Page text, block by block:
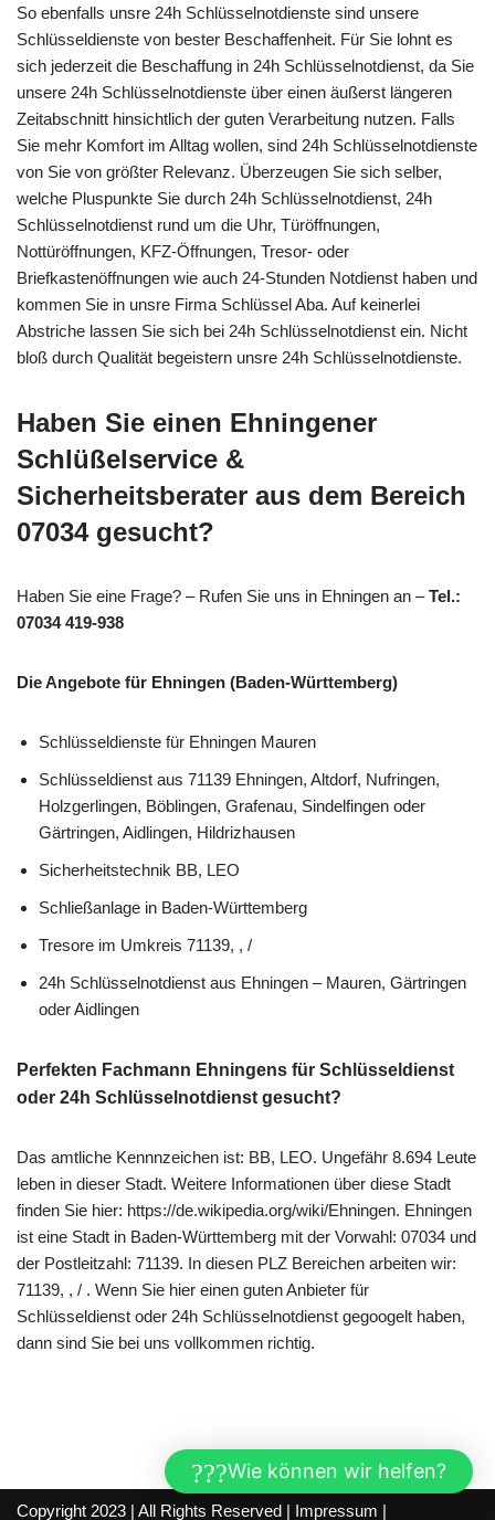
So ebenfalls unsre 24h Schlüsselnotdienste sind unsere
Schlüsseldienste von bester Beschaffenheit. Für Sie lohnt es
sich jederzeit die Beschaffung in 24h Schlüsselnotdienst, da Sie
unsere 24h Schlüsselnotdienste über einen äußerst längeren
Zeitabschnitt hinsichtlich der guten Verarbeitung nutzen. Falls
Sie mehr Komfort im Alltag wollen, sind 24h Schlüsselnotdienste
von Sie von größter Relevanz. Überzeugen Sie sich selber,
welche Pluspunkte Sie durch 24h Schlüsselnotdienst, 24h
Schlüsselnotdienst rund um die Uhr, Türöffnungen,
Nottüröffnungen, KFZ-Öffnungen, Tresor- oder
Briefkastenöffnungen wie auch 24-Stunden Notdienst haben und
kommen Sie in unsre Firma Schlüssel Aba. Auf keinerlei
Abstriche lassen Sie sich bei 24h Schlüsselnotdienst ein. Nicht
bloß durch Qualität begeistern unsre 24h Schlüsselnotdienste.
Haben Sie einen Ehningener
Schlüßelservice &
Sicherheitsberater aus dem Bereich
07034 gesucht?
Haben Sie eine Frage? – Rufen Sie uns in Ehningen an –Tel.:
07034 419-938
Die Angebote für Ehningen (Baden-Württemberg)
Schlüsseldienste für Ehningen Mauren
Schlüsseldienst aus 71139 Ehningen, Altdorf, Nufringen,
Holzgerlingen, Böblingen, Grafenau, Sindelfingen oder
Gärtringen, Aidlingen, Hildrizhausen
Sicherheitstechnik BB, LEO
Schließanlage in Baden-Württemberg
Tresore im Umkreis 71139, , /
24h Schlüsselnotdienst aus Ehningen – Mauren, Gärtringen
oder Aidlingen
Perfekten Fachmann Ehningens für Schlüsseldienst
oder 24h Schlüsselnotdienst gesucht?
Das amtliche Kennnzeichen ist: BB, LEO. Ungefähr 8.694 Leute
leben in dieser Stadt. Weitere Informationen über diese Stadt
finden Sie hier: https://de.wikipedia.org/wiki/Ehningen. Ehningen
ist eine Stadt in Baden-Württemberg mit der Vorwahl: 07034 und
der Postleitzahl: 71139. In diesen PLZ Bereichen arbeiten wir:
71139, , / . Wenn Sie hier einen guten Anbieter für
Schlüsseldienst oder 24h Schlüsselnotdienst gegoogelt haben,
dann sind Sie bei uns vollkommen richtig.
Copyright 2023 | All Rights Reserved | Impressum |
Wie können wir helfen?